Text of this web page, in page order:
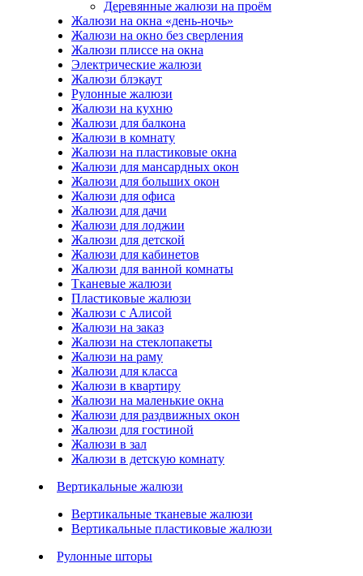
Деревянные жалюзи на проём
Жалюзи на окна «день-ночь»
Жалюзи на окно без сверления
Жалюзи плиссе на окна
Электрические жалюзи
Жалюзи блэкаут
Рулонные жалюзи
Жалюзи на кухню
Жалюзи для балкона
Жалюзи в комнату
Жалюзи на пластиковые окна
Жалюзи для мансардных окон
Жалюзи для больших окон
Жалюзи для офиса
Жалюзи для дачи
Жалюзи для лоджии
Жалюзи для детской
Жалюзи для кабинетов
Жалюзи для ванной комнаты
Тканевые жалюзи
Пластиковые жалюзи
Жалюзи с Алисой
Жалюзи на заказ
Жалюзи на стеклопакеты
Жалюзи на раму
Жалюзи для класса
Жалюзи в квартиру
Жалюзи на маленькие окна
Жалюзи для раздвижных окон
Жалюзи для гостиной
Жалюзи в зал
Жалюзи в детскую комнату
Вертикальные жалюзи
Вертикальные тканевые жалюзи
Вертикальные пластиковые жалюзи
Рулонные шторы